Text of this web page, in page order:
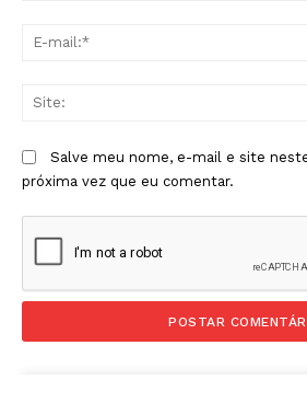
Salve meu nome, e-mail e site
próxima vez que eu comentar.